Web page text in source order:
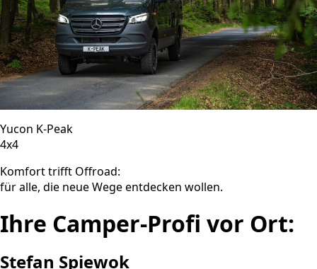
Yucon K-Peak
4x4
Komfort trifft Offroad:
für alle, die neue Wege entdecken wollen.
Ihre Camper-Profi vor Ort:
Stefan Spiewok